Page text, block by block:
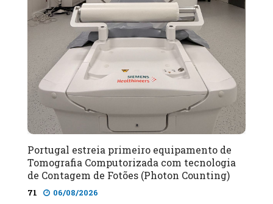
Portugal estreia primeiro equipamento de
Tomografia Computorizada com tecnologia
de Contagem de Fotões (Photon Counting)
71 06/08/2026